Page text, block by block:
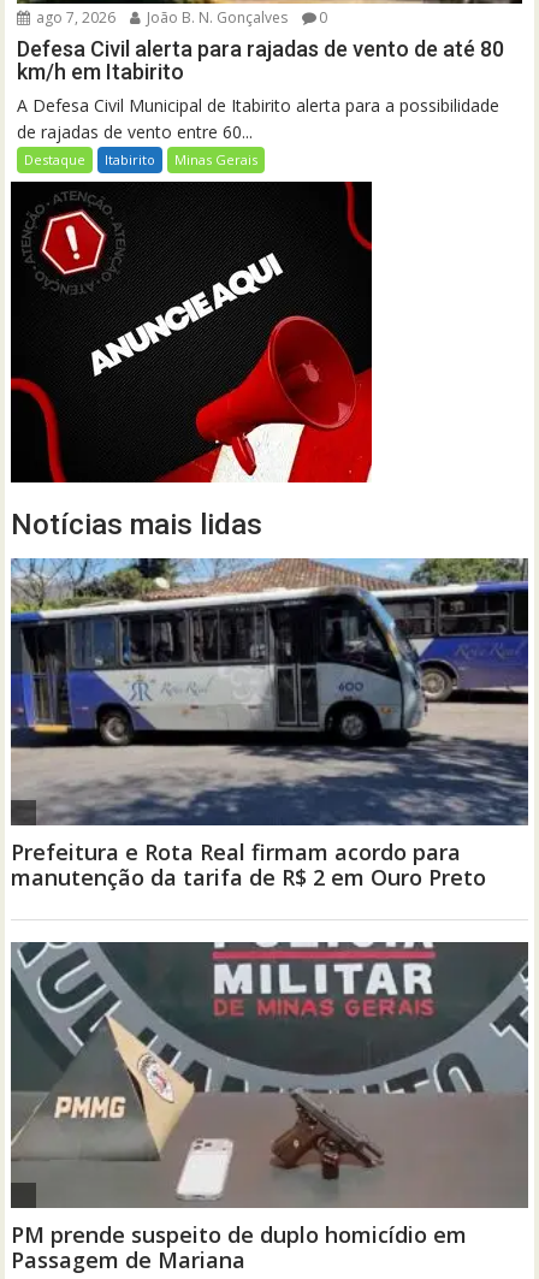
ago 7, 2026 João B. N. Gonçalves 0
Defesa Civil alerta para rajadas de vento de até 80
km/h em Itabirito
A Defesa Civil Municipal de Itabirito alerta para a possibilidade
de rajadas de vento entre 60...
Destaque Itabirito Minas Gerais
Notícias mais lidas